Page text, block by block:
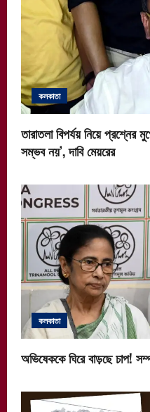
কলকাতা
তারাতলা বিপর্যয় নিয়ে প্রশ্নের
সম্ভব নয়’, দাবি মেয়রের
কলকাতা
অভিষেককে ঘিরে বাড়ছে চাপ!